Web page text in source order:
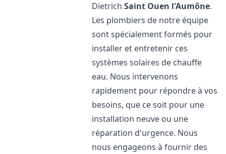
DietrichSaint Ouen l'Aumône.
Les plombiers de notre équipe
sont spécialement formés pour
installer et entretenir ces
systèmes solaires de chauffe
eau. Nous intervenons
rapidement pour répondre à vos
besoins, que ce soit pour une
installation neuve ou une
réparation d'urgence. Nous
nous engageons à fournir des